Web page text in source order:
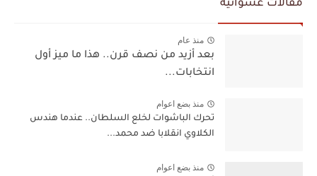
مقالات عشوائية
منذ عام
بعد أزيد من نصف قرن.. هذا ما ميز أول
انتخابات...
منذ بضع اعوام
تحرك الباشوات لخلع السلطان.. عندما هندس
الكلاوي انقلابا ضد محمد...
منذ بضع اعوام